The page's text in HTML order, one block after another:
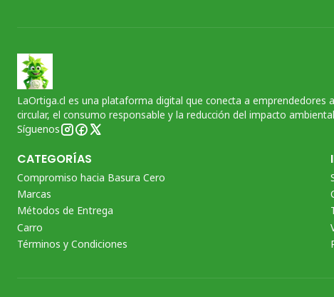
LaOrtiga.cl es una plataforma digital que conecta a
circular, el consumo responsable y la reducción del impacto
Síguenos
CATEGORÍAS
Compromiso hacia Basura Cero
Marcas
Métodos de Entrega
Carro
Términos y Condiciones